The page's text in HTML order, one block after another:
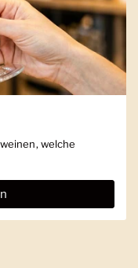
welche